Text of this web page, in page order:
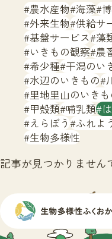
文字サイズ 小
生物多様性ふく
サ
農水産物 海藻
外来生物 供給サ
基盤サービス 藻
いきもの観察 農
希少種 干潟のい
水辺のいきもの
里地里山のいき
甲殻類 哺乳類
えらぼう ふれよ
生物多様性
記事が見つかりません